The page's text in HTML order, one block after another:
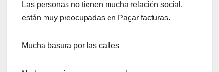
Las personas no tienen mucha relación social,
están muy preocupadas en Pagar facturas.
Mucha basura por las calles